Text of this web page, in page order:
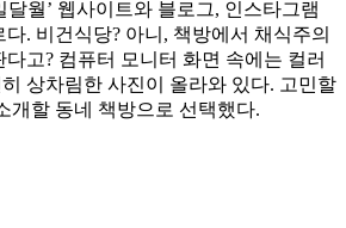
달월’ 웹사이트와 블로그, 인스타그램
. 비건식당? 아니, 책방에서 채식주의
고? 컴퓨터 모니터 화면 속에는 컬러
상차림한 사진이 올라와 있다. 고민할
개할 동네 책방으로 선택했다.